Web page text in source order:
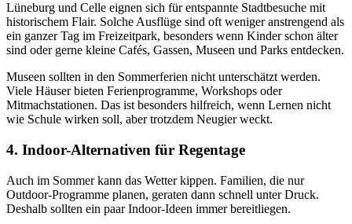
Lüneburg und Celle eignen sich für entspannte Stadtbesuche mit
historischem Flair. Solche Ausflüge sind oft weniger anstrengend als
ein ganzer Tag im Freizeitpark, besonders wenn Kinder schon älter
sind oder gerne kleine Cafés, Gassen, Museen und Parks entdecken.
Museen sollten in den Sommerferien nicht unterschätzt werden.
Viele Häuser bieten Ferienprogramme, Workshops oder
Mitmachstationen. Das ist besonders hilfreich, wenn Lernen nicht
wie Schule wirken soll, aber trotzdem Neugier weckt.
4. Indoor-Alternativen für Regentage
Auch im Sommer kann das Wetter kippen. Familien, die nur
Outdoor-Programme planen, geraten dann schnell unter Druck.
Deshalb sollten ein paar Indoor-Ideen immer bereitliegen.